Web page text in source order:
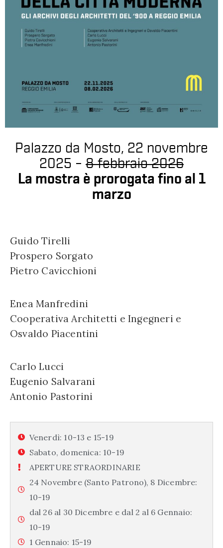
Palazzo da Mosto, 22 novembre
2025 – 8 febbraio 2026
La mostra è prorogata fino al 1
marzo
Guido Tirelli
Prospero Sorgato
Pietro Cavicchioni
Enea Manfredini
Cooperativa Architetti e Ingegneri e
Osvaldo Piacentini
Carlo Lucci
Eugenio Salvarani
Antonio Pastorini
Venerdì: 10-13 e 15-19
Sabato, domenica: 10-19
APERTURE STRAORDINARIE
24 Novembre (Santo Patrono), 8 Dicembre:
10-19
dal 26 al 30 Dicembre e dal 2 al 6 Gennaio:
10-19
1 Gennaio: 15-19